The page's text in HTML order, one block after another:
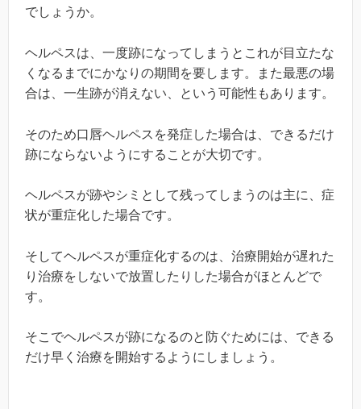
でしょうか。
ヘルペスは、一度跡になってしまうとこれが目立たな
くなるまでにかなりの期間を要します。また最悪の場
合は、一生跡が消えない、という可能性もあります。
そのため口唇ヘルペスを発症した場合は、できるだけ
跡にならないようにすることが大切です。
ヘルペスが跡やシミとして残ってしまうのは主に、症
状が重症化した場合です。
そしてヘルペスが重症化するのは、治療開始が遅れた
り治療をしないで放置したりした場合がほとんどで
す。
そこでヘルペスが跡になるのと防ぐためには、できる
だけ早く治療を開始するようにしましょう。